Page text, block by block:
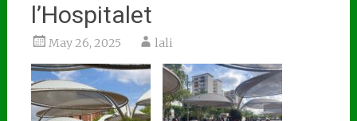
l’Hospitalet
May 26, 2025 lali